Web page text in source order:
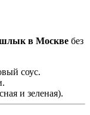
в Москве без
соус.
и зеленая).